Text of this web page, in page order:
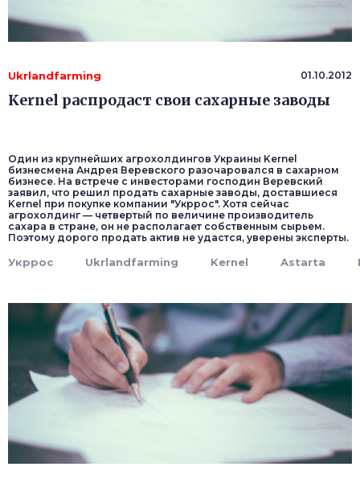
Ukrlandfarming 01.10.2012
Kernel распродаст свои сахарные заводы
Один из крупнейших агрохолдингов Украины Kernel
бизнесмена Андрея Веревского разочаровался в сахарном
бизнесе. На встрече с инвесторами господин Веревский
заявил, что решил продать сахарные заводы, доставшиеся
Kernel при покупке компании "Укррос". Хотя сейчас
агрохолдинг — четвертый по величине производитель
сахара в стране, он не располагает собственным сырьем.
Поэтому дорого продать актив не удастся, уверены эксперты.
Укррос Ukrlandfarming Kernel Astarta